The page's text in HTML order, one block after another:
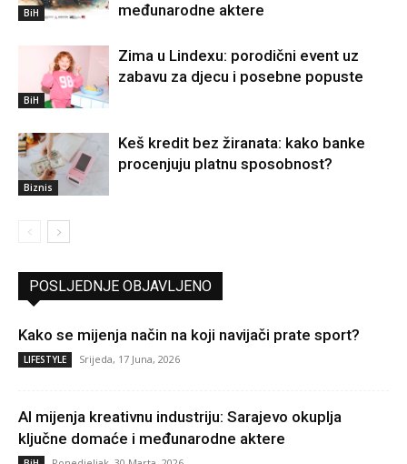
BiH
međunarodne aktere
BiH
Zima u Lindexu: porodični event uz
zabavu za djecu i posebne popuste
Biznis
Keš kredit bez žiranata: kako banke
procenjuju platnu sposobnost?
POSLJEDNJE OBJAVLJENO
Kako se mijenja način na koji navijači prate sport?
LIFESTYLE Srijeda, 17 Juna, 2026
AI mijenja kreativnu industriju: Sarajevo okuplja
ključne domaće i međunarodne aktere